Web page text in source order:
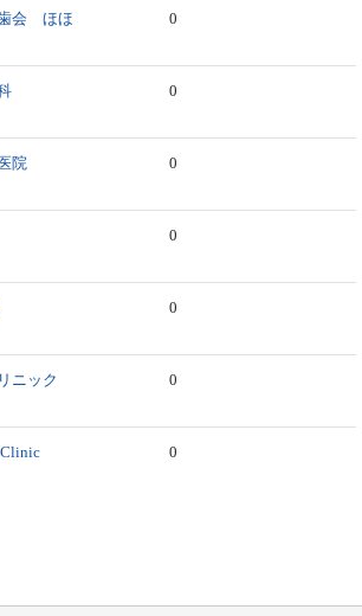
会 ほほ
0
0
院 0
0
0
ニック 0
0